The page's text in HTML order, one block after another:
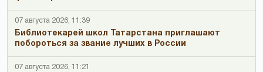
07 августа 2026, 11:39
Библиотекарей школ Татарстана приглашают
побороться за звание лучших в России
07 августа 2026, 11:21